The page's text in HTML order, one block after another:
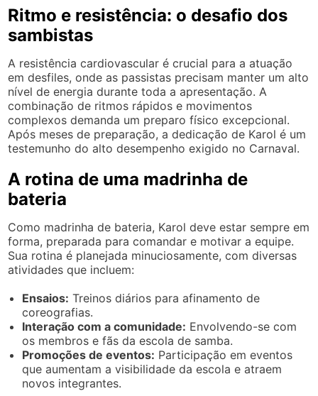
Ritmo e resistência: o desafio dos
sambistas
A resistência cardiovascular é crucial para a atuação
em desfiles, onde as passistas precisam manter um alto
nível de energia durante toda a apresentação. A
combinação de ritmos rápidos e movimentos
complexos demanda um preparo físico excepcional.
Após meses de preparação, a dedicação de Karol é um
testemunho do alto desempenho exigido no Carnaval.
A rotina de uma madrinha de
bateria
Como madrinha de bateria, Karol deve estar sempre em
forma, preparada para comandar e motivar a equipe.
Sua rotina é planejada minuciosamente, com diversas
atividades que incluem:
Ensaios: Treinos diários para afinamento de
coreografias.
Interação com a comunidade: Envolvendo-se com
os membros e fãs da escola de samba.
Promoções de eventos: Participação em eventos
que aumentam a visibilidade da escola e atraem
novos integrantes.